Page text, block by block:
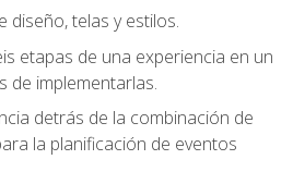
diseño, telas y estilos.
etapas de una experiencia en un
de implementarlas.
detrás de la combinación de
la planificación de eventos